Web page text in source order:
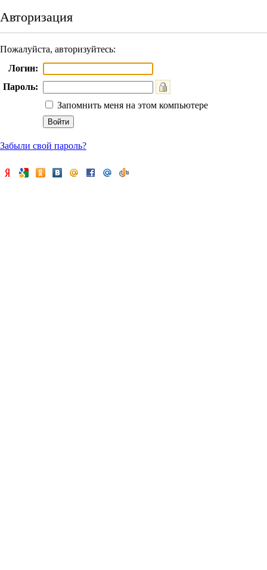
Авторизация
Пожалуйста, авторизуйтесь:
Логин:
Пароль:
Запомнить меня на этом компьютере
Забыли свой пароль?